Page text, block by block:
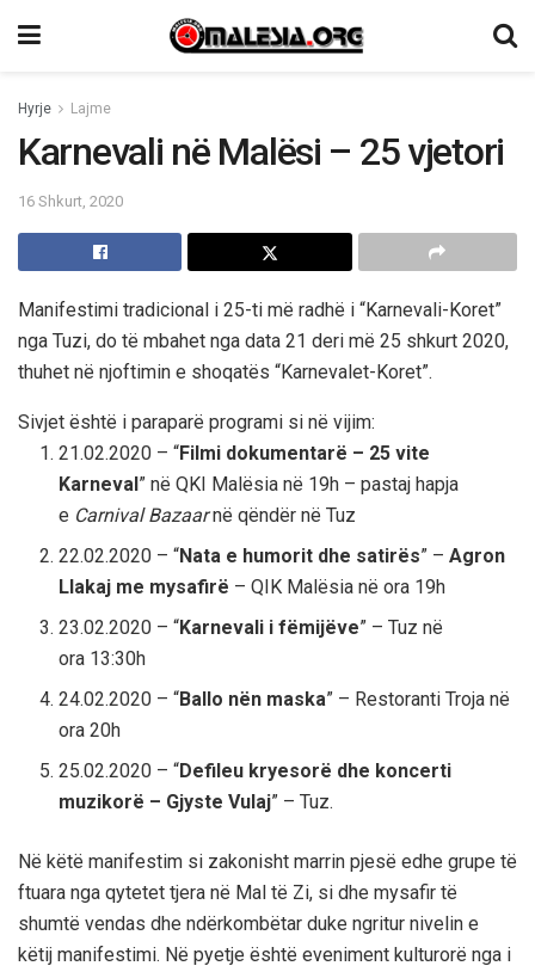
Hyrje Lajme
Karnevali në Malësi – 25 vjetori
16 Shkurt, 2020
Manifestimi tradicional i 25-ti më radhë i “Karnevali-Koret”
nga Tuzi, do të mbahet nga data 21 deri më 25 shkurt 2020,
thuhet në njoftimin e shoqatës “Karnevalet-Koret”.
Sivjet është i paraparë programi si në vijim:
21.02.2020 – “Filmi dokumentarë – 25 vite
Karneval” në QKI Malësia në 19h – pastaj hapja
e Carnival Bazaarnë qëndër në Tuz
22.02.2020 – “Nata e humorit dhe satirës” –Agron
Llakaj me mysafirë – QIK Malësia në ora 19h
23.02.2020 – “Karnevali i fëmijëve” – Tuz në
ora 13:30h
24.02.2020 – “Ballo nën maska” – Restoranti Troja në
ora 20h
25.02.2020 – “Defileu kryesorë dhe koncerti
muzikorë – Gjyste Vulaj” – Tuz.
Në këtë manifestim si zakonisht marrin pjesë edhe grupe të
ftuara nga qytetet tjera në Mal të Zi, si dhe mysafir të
shumtë vendas dhe ndërkombëtar duke ngritur nivelin e
këtij manifestimi. Në pyetje është eveniment kulturorë nga i